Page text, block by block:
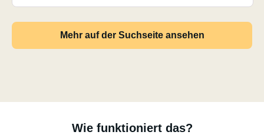
Mehr auf der Suchseite ansehen
Wie funktioniert das?